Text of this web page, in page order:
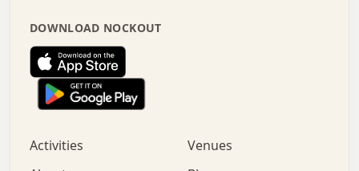
.   .   .   .   .   .   .   :   .   .   .   .   .
.   .   .   .   .   .   .   +   .   .   x   .   .
.   .   .   .   .   :   +   .   .   .   .   .   o
.   .   .   .   .   .   .   .   .   .   .   .   .
.   .   :   o   .   .   .   .   .   .   .   +   .
.   o   .   .   .   .   x   .   .   .   .   .   .
+   .   o   .   .   .   .   o   .   .   .   .
DOWNLOAD NOCKOUT
Activities
Venues